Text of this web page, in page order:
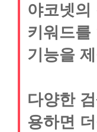
야코넷의
키워드를
기능을
다양한
용하면